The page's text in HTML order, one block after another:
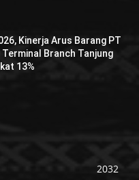
Kinerja Arus Barang PT
Branch Tanjung
13%
2032